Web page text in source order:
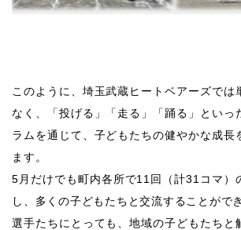
このように、埼玉武蔵ヒートベアーズでは
なく、「投げる」「走る」「踊る」といっ
ラムを通じて、子どもたちの健やかな成長
ます。
5月だけでも町内各所で11回（計31コマ）
し、多くの子どもたちと交流することがで
選手たちにとっても、地域の子どもたちと